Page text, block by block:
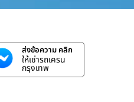
ส่งข้อความ คลิก
ให้เช่ารถเครน
กรุงเทพ